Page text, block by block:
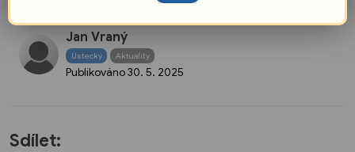
Jan Vraný
Ústecký Aktuality
Publikováno30. 5. 2025
Sdílet: